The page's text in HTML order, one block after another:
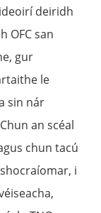
deiridh
OFC san
gur
le
sin nár
an scéal
chun tacú
i